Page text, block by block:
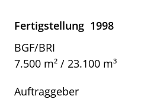
Fertigstellung 1998
BGF/BRI
7.500 m² / 23.100 m³
Auftraggeber